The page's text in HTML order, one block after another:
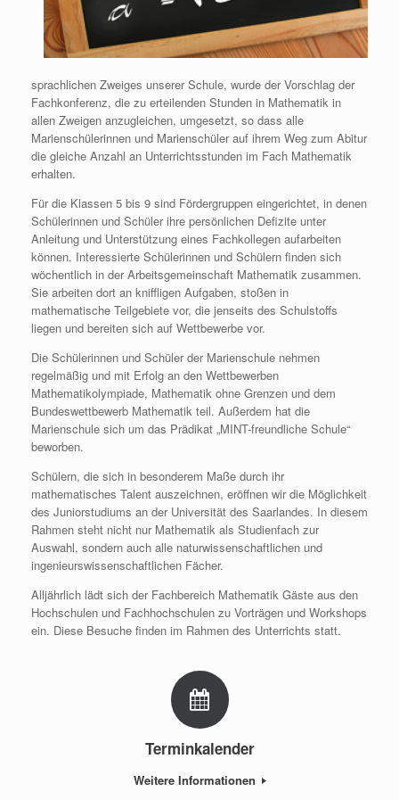
sprachlichen Zweiges unserer Schule, wurde der Vorschlag der
Fachkonferenz, die zu erteilenden Stunden in Mathematik in
allen Zweigen anzugleichen, umgesetzt, so dass alle
Marienschülerinnen und Marienschüler auf ihrem Weg zum Abitur
die gleiche Anzahl an Unterrichtsstunden im Fach Mathematik
erhalten.
Für die Klassen 5 bis 9 sind Fördergruppen eingerichtet, in denen
Schülerinnen und Schüler ihre persönlichen Defizite unter
Anleitung und Unterstützung eines Fachkollegen aufarbeiten
können. Interessierte Schülerinnen und Schülern finden sich
wöchentlich in der Arbeitsgemeinschaft Mathematik zusammen.
Sie arbeiten dort an kniffligen Aufgaben, stoßen in
mathematische Teilgebiete vor, die jenseits des Schulstoffs
liegen und bereiten sich auf Wettbewerbe vor.
Die Schülerinnen und Schüler der Marienschule nehmen
regelmäßig und mit Erfolg an den Wettbewerben
Mathematikolympiade, Mathematik ohne Grenzen und dem
Bundeswettbewerb Mathematik teil. Außerdem hat die
Marienschule sich um das Prädikat „MINT-freundliche Schule“
beworben.
Schülern, die sich in besonderem Maße durch ihr
mathematisches Talent auszeichnen, eröffnen wir die Möglichkeit
des Juniorstudiums an der Universität des Saarlandes. In diesem
Rahmen steht nicht nur Mathematik als Studienfach zur
Auswahl, sondern auch alle naturwissenschaftlichen und
ingenieurswissenschaftlichen Fächer.
Alljährlich lädt sich der Fachbereich Mathematik Gäste aus den
Hochschulen und Fachhochschulen zu Vorträgen und Workshops
ein. Diese Besuche finden im Rahmen des Unterrichts statt.
Terminkalender
Weitere Informationen